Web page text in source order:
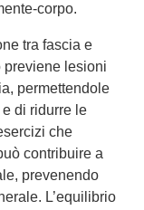
corpo.
tra fascia e
previene lesioni
permettendole
di ridurre le
che
contribuire a
prevenendo
L’equilibrio